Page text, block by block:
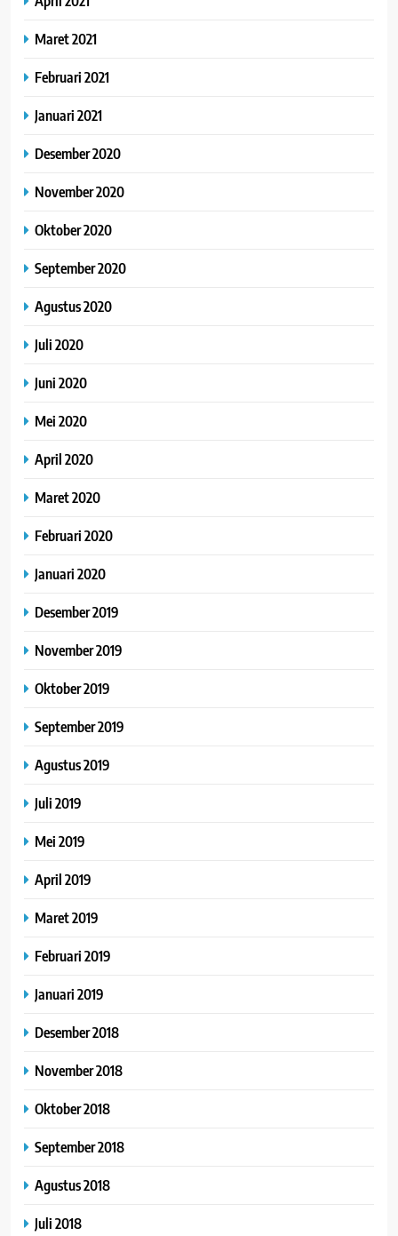
Maret 2021
Februari 2021
Januari 2021
Desember 2020
November 2020
Oktober 2020
September 2020
Agustus 2020
Juli 2020
Juni 2020
Mei 2020
April 2020
Maret 2020
Februari 2020
Januari 2020
Desember 2019
November 2019
Oktober 2019
September 2019
Agustus 2019
Juli 2019
Mei 2019
April 2019
Maret 2019
Februari 2019
Januari 2019
Desember 2018
November 2018
Oktober 2018
September 2018
Agustus 2018
Juli 2018